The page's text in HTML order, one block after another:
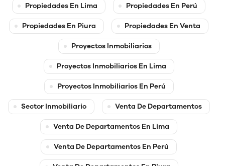
Propiedades En Lima Propiedades En Perú
Propiedades En Piura Propiedades En Venta
Proyectos Inmobiliarios
Proyectos Inmobiliarios En Lima
Proyectos Inmobiliarios En Perú
Sector Inmobiliario Venta De Departamentos
Venta De Departamentos En Lima
Venta De Departamentos En Perú